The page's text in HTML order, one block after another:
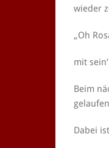
wieder
„Oh
mit
Beim
Dabei